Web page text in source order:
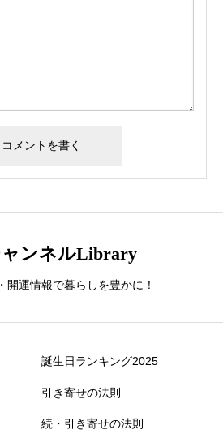
ンネルLibrary
開運情報で暮らしを豊かに！
誕生日ランキング2025
引き寄せの法則
続・引き寄せの法則